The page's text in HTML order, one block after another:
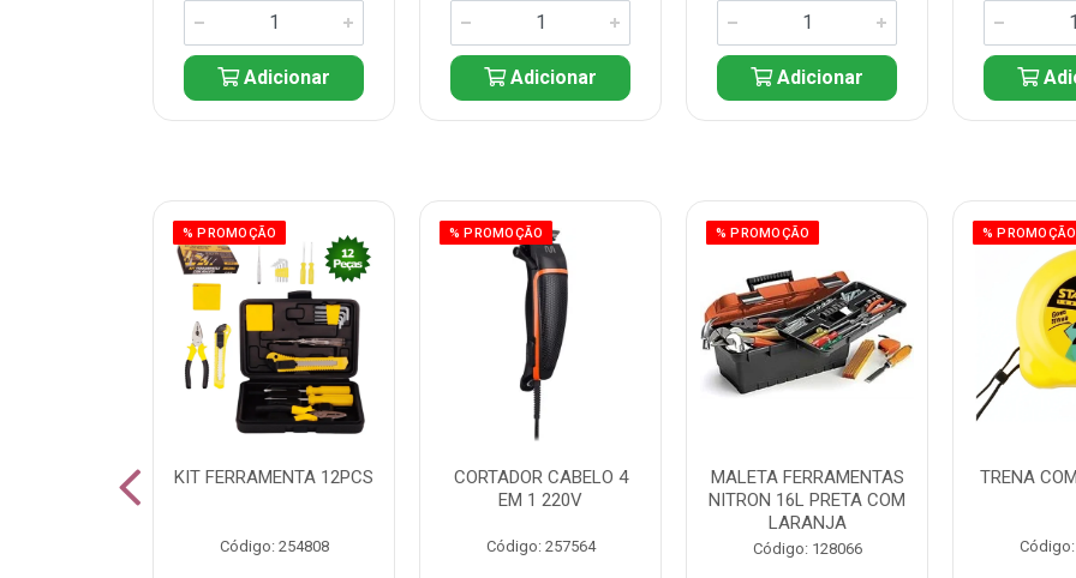
Adicionar Adicionar Adicionar
% PROMOÇÃO
KIT FERRAMENTA 12PCS
Código: 254808
% PROMOÇÃO
CORTADOR CABELO 4
EM 1 220V
Código: 257564
% PROMOÇÃO
MALETA FERRAMENTAS
NITRON 16L PRETA COM
LARANJA
Código: 128066
% PROMOÇÃO
TRENA